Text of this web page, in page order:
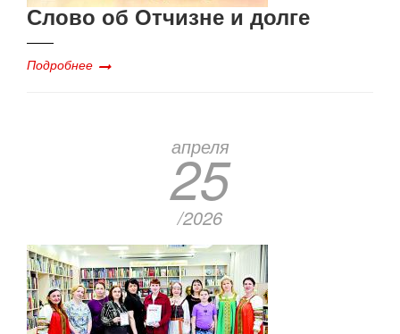
Слово об Отчизне и долге
Подробнее
апреля
25
/2026